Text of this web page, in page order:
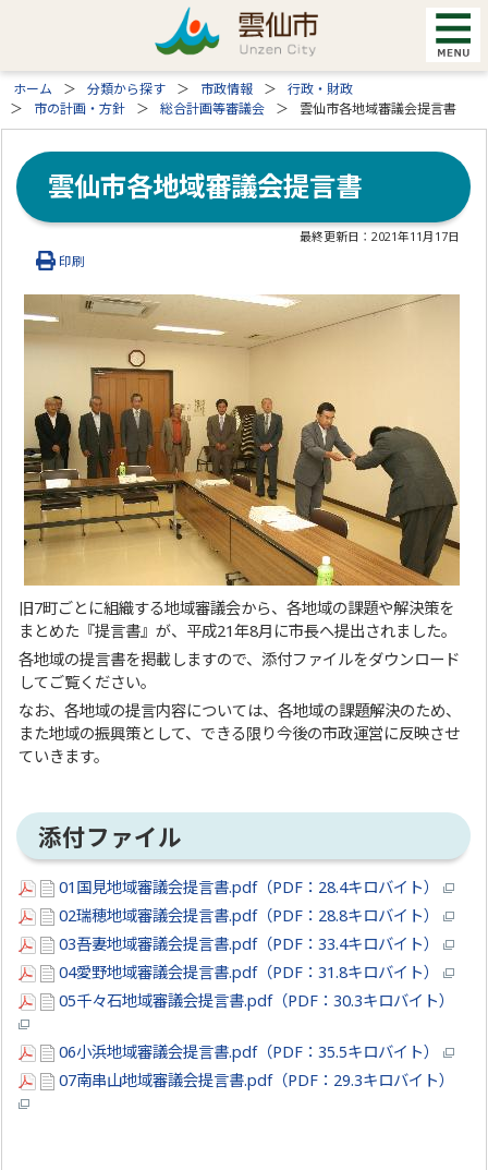
ホーム 分類から探す 市政情報
行政・財政
市の計画・方針
総合計画等審議会 雲仙市各地域審議会提言書
雲仙市各地域審議会提言書
最終更新日：2021年11月17日
印刷
旧7町ごとに組織する地域審議会から、各地域の課題や解決策を
まとめた『提言書』が、平成21年8月に市長へ提出されました。
各地域の提言書を掲載しますので、添付ファイルをダウンロード
してご覧ください。
なお、各地域の提言内容については、各地域の課題解決のため、
また地域の振興策として、できる限り今後の市政運営に反映させ
ていきます。
添付ファイル
01国見地域審議会提言書.pdf（PDF：28.4キロバイト）
02瑞穂地域審議会提言書.pdf（PDF：28.8キロバイト）
03吾妻地域審議会提言書.pdf（PDF：33.4キロバイト）
04愛野地域審議会提言書.pdf（PDF：31.8キロバイト）
05千々石地域審議会提言書.pdf（PDF：30.3キロバイト）
06小浜地域審議会提言書.pdf（PDF：35.5キロバイト）
07南串山地域審議会提言書.pdf（PDF：29.3キロバイト）